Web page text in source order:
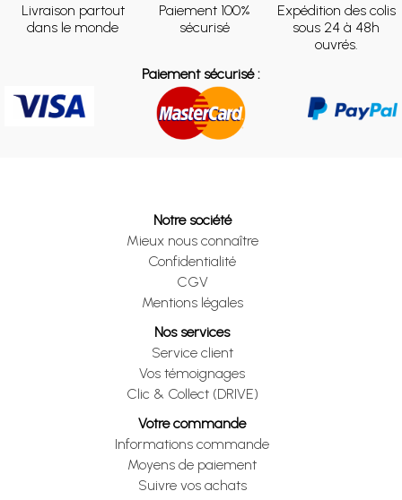
Livraison partout
dans le monde
Paiement 100%
sécurisé
Expédition des colis
sous 24 à 48h
ouvrés.
Paiement sécurisé :
Notre société
Mieux nous connaître
Confidentialité
CGV
Mentions légales
Nos services
Service client
Vos témoignages
Clic & Collect (DRIVE)
Votre commande
Informations commande
Moyens de paiement
Suivre vos achats